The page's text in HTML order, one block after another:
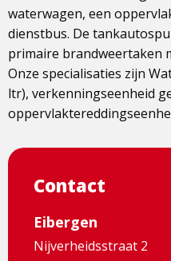
waterwagen, een
dienstbus. De
primaire brandweertaken
Onze specialisaties zijn
ltr), verkenningseenheid
Contact
Eibergen
Nijverheidsstraat 2